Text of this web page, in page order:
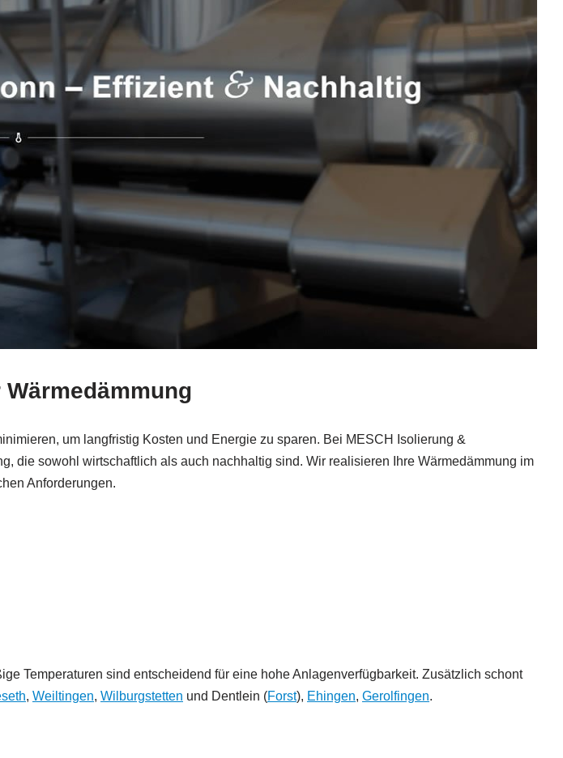
um langfristig Kosten und Energie zu sparen. Bei MESCH Isolierung &
die sowohl wirtschaftlich als auch nachhaltig sind. Wir realisieren Ihre Wärmedämmung im
Anforderungen.
Temperaturen sind entscheidend für eine hohe Anlagenverfügbarkeit. Zusätzlich schont
, Weiltingen, Wilburgstetten und Dentlein (Forst), Ehingen, Gerolfingen.